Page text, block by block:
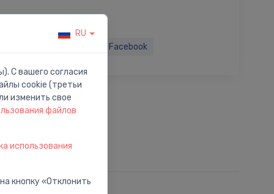
Facebook
RU
С вашего согласия
cookie (третьи
изменить свое
файлов
использования
кнопку «Отклонить